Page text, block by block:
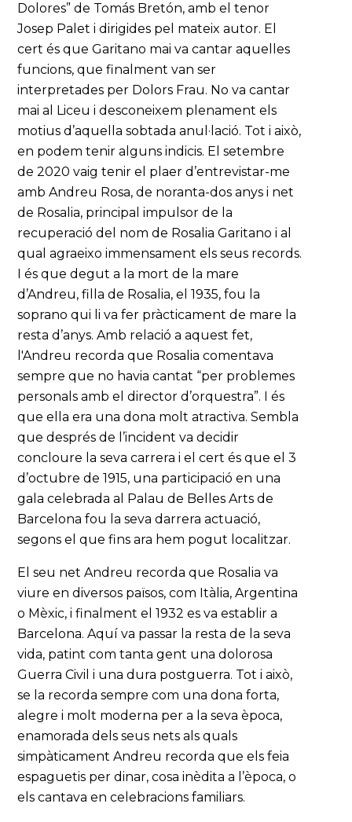
Dolores” de Tomás Bretón, amb el tenor
Josep Palet i dirigides pel mateix autor. El
cert és que Garitano mai va cantar aquelles
funcions, que finalment van ser
interpretades per Dolors Frau. No va cantar
mai al Liceu i desconeixem plenament els
motius d’aquella sobtada anul·lació. Tot i això,
en podem tenir alguns indicis. El setembre
de 2020 vaig tenir el plaer d’entrevistar-me
amb Andreu Rosa, de noranta-dos anys i net
de Rosalia, principal impulsor de la
recuperació del nom de Rosalia Garitano i al
qual agraeixo immensament els seus records.
I és que degut a la mort de la mare
d’Andreu, filla de Rosalia, el 1935, fou la
soprano qui li va fer pràcticament de mare la
resta d’anys. Amb relació a aquest fet,
l'Andreu recorda que Rosalia comentava
sempre que no havia cantat “per problemes
personals amb el director d’orquestra”. I és
que ella era una dona molt atractiva. Sembla
que després de l’incident va decidir
concloure la seva carrera i el cert és que el 3
d’octubre de 1915, una participació en una
gala celebrada al Palau de Belles Arts de
Barcelona fou la seva darrera actuació,
segons el que fins ara hem pogut localitzar.
El seu net Andreu recorda que Rosalia va
viure en diversos països, com Itàlia, Argentina
o Mèxic, i finalment el 1932 es va establir a
Barcelona. Aquí va passar la resta de la seva
vida, patint com tanta gent una dolorosa
Guerra Civil i una dura postguerra. Tot i això,
se la recorda sempre com una dona forta,
alegre i molt moderna per a la seva època,
enamorada dels seus nets als quals
simpàticament Andreu recorda que els feia
espaguetis per dinar, cosa inèdita a l’època, o
els cantava en celebracions familiars.